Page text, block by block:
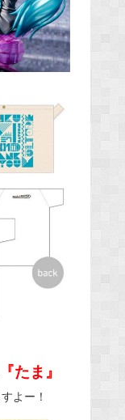
『たま』
よー！